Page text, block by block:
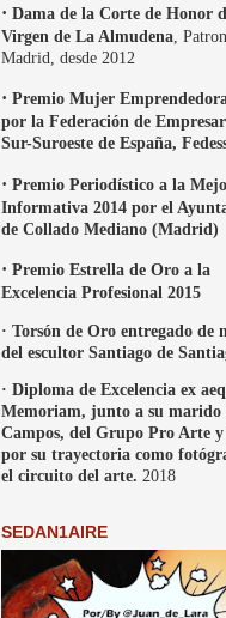
· Dama de la Corte de Honor
Virgen de La Almudena ,
Madrid, desde 2012
· Premio Mujer
por la Federación de
Sur-Suroeste de España,
· Premio Periodístico a la
Informativa 2014 por el
de Collado Mediano (Madrid)
· Premio Estrella de Oro a la
Excelencia Profesional 2015
· Torsón de Oro entregado de
del escultor Santiago de
· Diploma de Excelencia ex
Memoriam, junto a su marido
Campos, del Grupo Pro Arte
por su trayectoria como
el circuito del arte. 2018
SEDAN1AIRE